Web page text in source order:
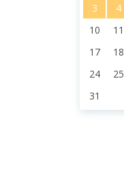
3
4
10
11
17
18
24
25
31